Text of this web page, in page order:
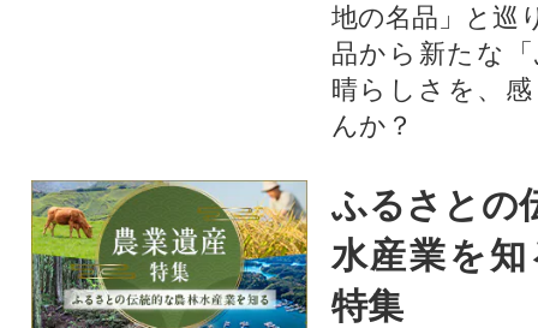
地の名品」と巡
品から新たな
晴らしさを、
んか？
ふるさとの
水産業を
特集